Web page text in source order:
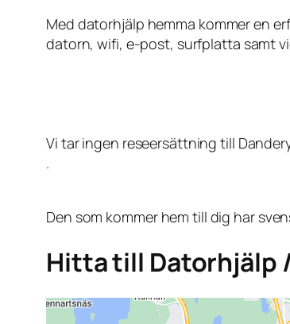
Med datorhjälp hemma kommer en
datorn, wifi, e-post, surfplatta samt
Vi tar ingen reseersättning till
.
Den som kommer hem till dig har
Hitta till Datorhjälp